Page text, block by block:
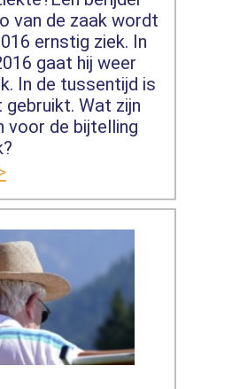
van de zaak wordt
ernstig ziek. In
gaat hij weer
In de tussentijd is
gebruikt. Wat zijn
voor de bijtelling